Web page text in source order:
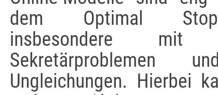
dem Optimal
insbesondere mit
Sekretärproblemen
Ungleichungen. Hierbei